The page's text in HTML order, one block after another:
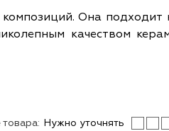
Она
качеством
Нужно уточнять